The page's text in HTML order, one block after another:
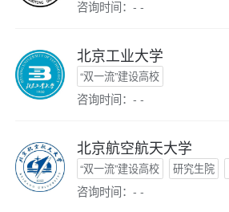
咨询时间：- -
北京工业大学
“双一流”建设高校
咨询时间：- -
北京航空航天大学
“双一流”建设高校 研究生院
咨询时间：- -